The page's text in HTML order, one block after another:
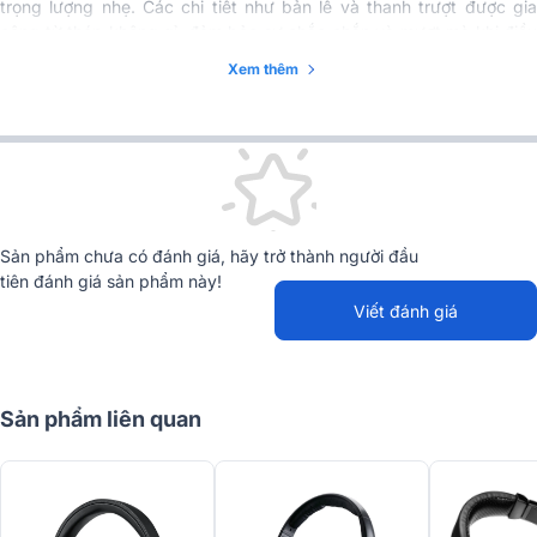
trọng lượng nhẹ. Các chi tiết như bản lề và thanh trượt được gia
Xem thêm
Sản phẩm chưa có đánh giá, hãy trở thành người đầu
tiên đánh giá sản phẩm này!
Viết đánh giá
Sản phẩm liên quan